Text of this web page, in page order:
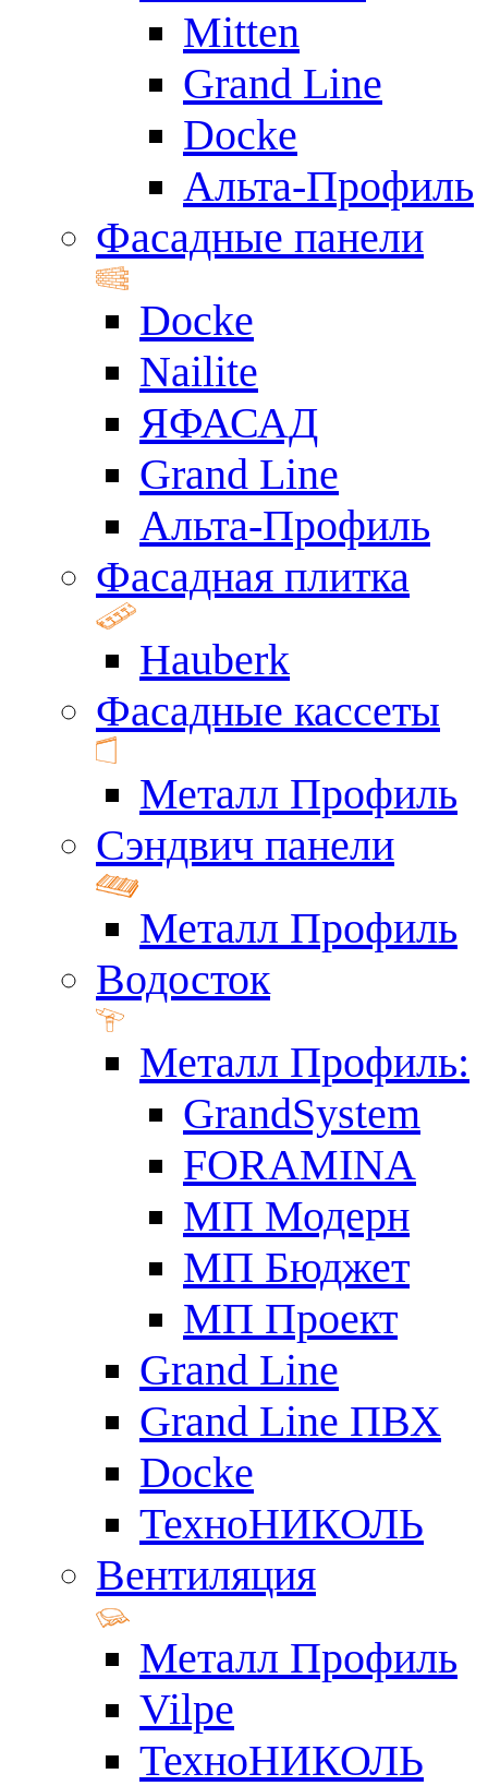
Mitten
Grand Line
Docke
Альта-Профиль
Фасадные панели
Docke
Nailite
ЯФАСАД
Grand Line
Альта-Профиль
Фасадная плитка
Hauberk
Фасадные кассеты
Металл Профиль
Сэндвич панели
Металл Профиль
Водосток
Металл Профиль:
GrandSystem
FORAMINA
МП Модерн
МП Бюджет
МП Проект
Grand Line
Grand Line ПВХ
Docke
ТехноНИКОЛЬ
Вентиляция
Металл Профиль
Vilpe
ТехноНИКОЛЬ